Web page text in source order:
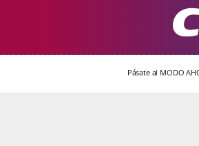
Pásate al MODO